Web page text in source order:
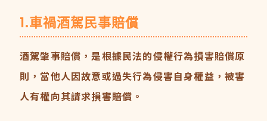
1.車禍酒駕民事賠償
酒駕肇事賠償，是根據民法的侵權行為損害賠償原
則，當他人因故意或過失行為侵害自身權益，被害
人有權向其請求損害賠償。